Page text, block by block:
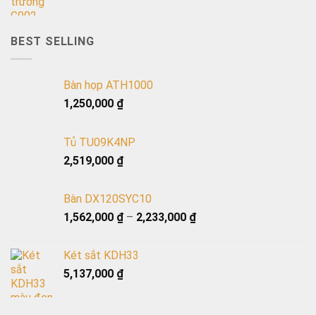
BEST SELLING
Bàn họp ATH1000
1,250,000 ₫
Tủ TU09K4NP
2,519,000 ₫
Bàn DX120SYC10
1,562,000 ₫– 2,233,000 ₫
Két sắt KDH33
5,137,000 ₫